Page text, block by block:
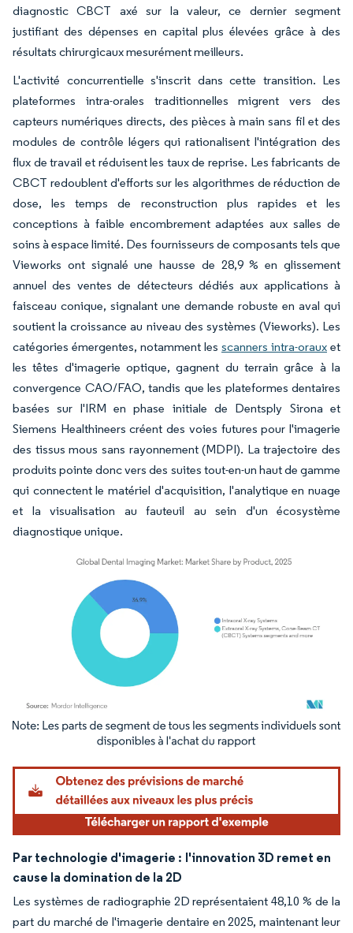
diagnostic CBCT axé sur la valeur, ce dernier segment
justifiant des dépenses en capital plus élevées grâce à des
résultats chirurgicaux mesurément meilleurs.
L'activité concurrentielle s'inscrit dans cette transition. Les
plateformes intra-orales traditionnelles migrent vers des
capteurs numériques directs, des pièces à main sans fil et des
modules de contrôle légers qui rationalisent l'intégration des
flux de travail et réduisent les taux de reprise. Les fabricants de
CBCT redoublent d'efforts sur les algorithmes de réduction de
dose, les temps de reconstruction plus rapides et les
conceptions à faible encombrement adaptées aux salles de
soins à espace limité. Des fournisseurs de composants tels que
Vieworks ont signalé une hausse de 28,9 % en glissement
annuel des ventes de détecteurs dédiés aux applications à
faisceau conique, signalant une demande robuste en aval qui
soutient la croissance au niveau des systèmes (Vieworks). Les
catégories émergentes, notamment les scanners intra-oraux et
les têtes d'imagerie optique, gagnent du terrain grâce à la
convergence CAO/FAO, tandis que les plateformes dentaires
basées sur l'IRM en phase initiale de Dentsply Sirona et
Siemens Healthineers créent des voies futures pour l'imagerie
des tissus mous sans rayonnement (MDPI). La trajectoire des
produits pointe donc vers des suites tout-en-un haut de gamme
qui connectent le matériel d'acquisition, l'analytique en nuage
et la visualisation au fauteuil au sein d'un écosystème
diagnostique unique.
Image © Mordor Intelligence. La réutilisation nécessite une attribution sous CC BY
Par technologie d'imagerie : l'innovation 3D remet en
cause la domination de la 2D
Les systèmes de radiographie 2D représentaient 48,10 % de la
part du marché de l'imagerie dentaire en 2025, maintenant leur